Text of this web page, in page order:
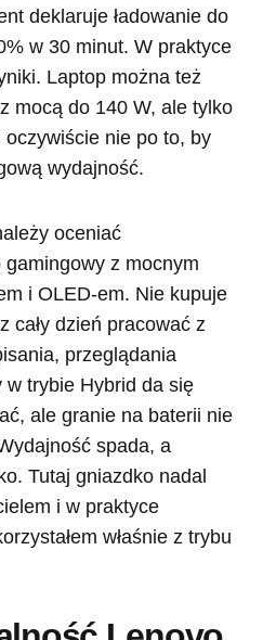
deklaruje ładowanie do
w 30 minut. W praktyce
Laptop można też
mocą do 140 W, ale tylko
nie po to, by
wydajność.
oceniać
z mocnym
i OLED-em. Nie kupuje
cały dzień pracować z
przeglądania
w trybie Hybrid da się
ale granie na baterii nie
spada, a
Tutaj gniazdko nadal
i w praktyce
właśnie z trybu